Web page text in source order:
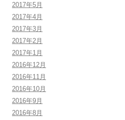
2017年5月
2017年4月
2017年3月
2017年2月
2017年1月
2016年12月
2016年11月
2016年10月
2016年9月
2016年8月